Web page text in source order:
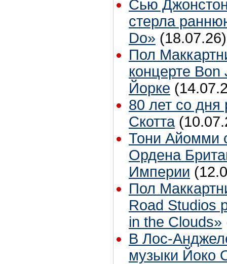
Сью
стерла
Do» (18.07.26)
Пол
концерте
Йорке
80 лет со
Скотта
Тони Айомми
Ордена
Империи
Пол
Road Studios
in the Clouds»
В Лос-
музыки Йоко